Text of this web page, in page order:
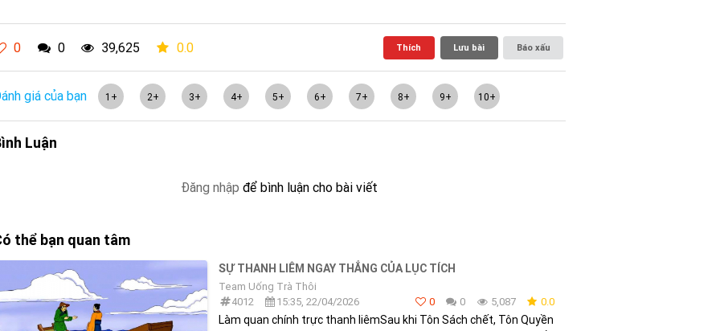
0 0 39,625 0.0 Thích Lưu bài Báo xấu
giá của bạn 1+ 2+ 3+ 4+ 5+ 6+ 7+ 8+ 9+ 10+
Luận
Đăng nhập để bình luận cho bài viết
thể bạn quan tâm
SỰ THANH LIÊM NGAY THẲNG CỦA LỤC TÍCH
Team Uống Trà Thôi
4012
15:35, 22/04/2026 0 0 5,087 0.0
Làm quan chính trực thanh liêmSau khi Tôn Sách chết, Tôn Quyền